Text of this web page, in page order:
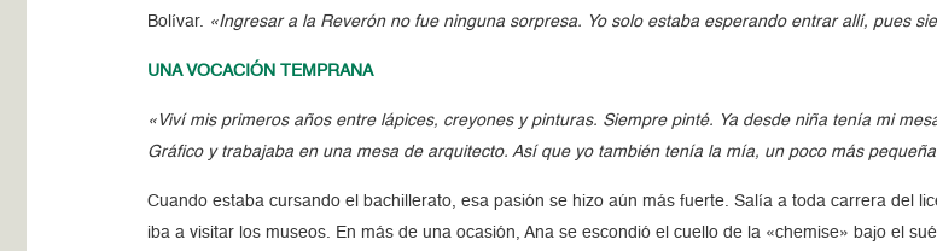
Bolívar.
«Ingresar a la Reverón no fue ninguna sorpresa. Yo solo estaba esperando entrar allí, pues
UNA VOCACIÓN TEMPRANA
«Viví mis primeros años entre lápices, creyones y pinturas. Siempre pinté. Ya desde niña tenía mi
Gráfico y trabajaba en una mesa de arquitecto. Así que yo también tenía la mía, un poco más
Cuando estaba cursando el bachillerato, esa pasión se hizo aún más fuerte. Salía a toda carrera del
iba a visitar los museos. En más de una ocasión, Ana se escondió el cuello de la «chemise» bajo el